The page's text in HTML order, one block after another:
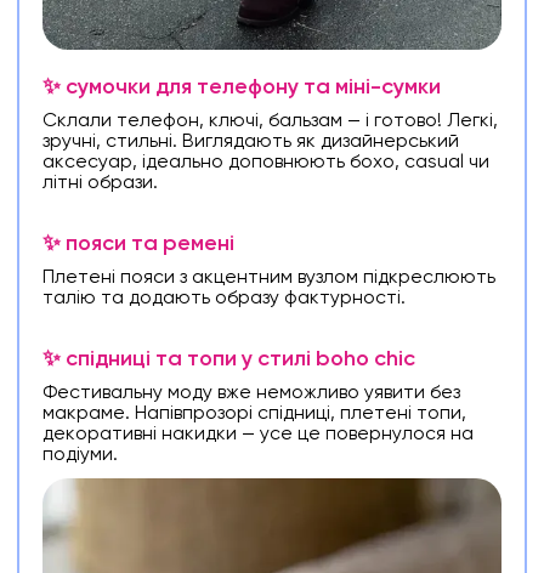
✨ сумочки для телефону та міні-сумки
Склали телефон, ключі, бальзам — і готово! Легкі,
зручні, стильні. Виглядають як дизайнерський
аксесуар, ідеально доповнюють бохо, casual чи
літні образи.
✨ пояси та ремені
Плетені пояси з акцентним вузлом підкреслюють
талію та додають образу фактурності.
✨ спідниці та топи у стилі boho chic
Фестивальну моду вже неможливо уявити без
макраме. Напівпрозорі спідниці, плетені топи,
декоративні накидки — усе це повернулося на
подіуми.